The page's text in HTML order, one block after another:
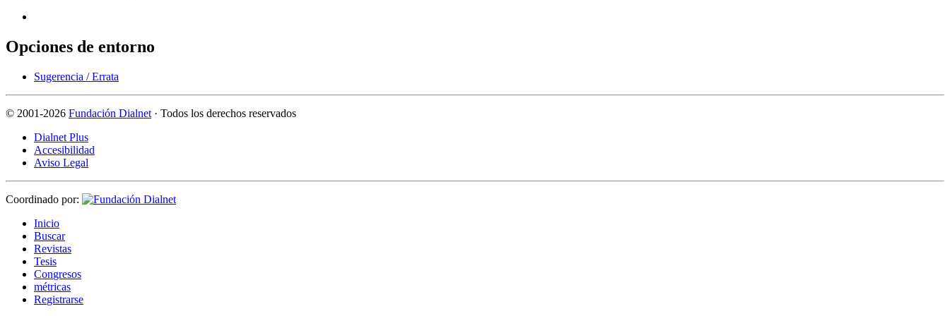
Opciones de entorno
Sugerencia / Errata
© 2001-2026 Fundación Dialnet · Todos los derechos reservados
Dialnet Plus
Accesibilidad
Aviso Legal
Coordinado por:
Inicio
Buscar
Revistas
Tesis
Congresos
métricas
Registrarse